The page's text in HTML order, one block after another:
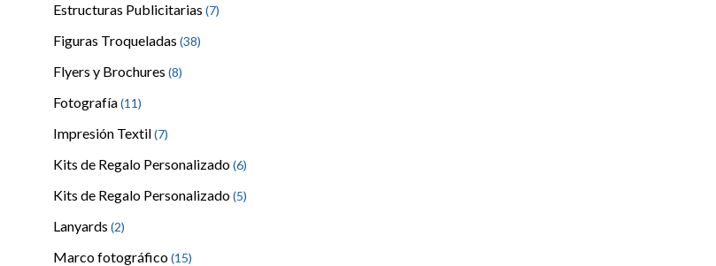
Estructuras Publicitarias (7)
Figuras Troqueladas (38)
Flyers y Brochures (8)
Fotografía(11)
Impresión Textil(7)
Kits de Regalo Personalizado(6)
Kits de Regalo Personalizado(5)
Lanyards (2)
Marco fotográfico(15)